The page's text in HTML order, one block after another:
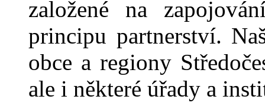
založené na
principu partnerství.
obce a regiony
ale i některé úřady a